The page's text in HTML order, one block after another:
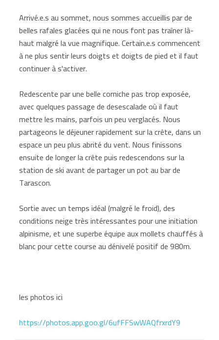
Arrivé.e.s au sommet, nous sommes accueillis par de
belles rafales glacées qui ne nous font pas traîner là-
haut malgré la vue magnifique. Certain.e.s commencent
à ne plus sentir leurs doigts et doigts de pied et il faut
continuer à s'activer.
Redescente par une belle corniche pas trop exposée,
avec quelques passage de desescalade où il faut
mettre les mains, parfois un peu verglacés. Nous
partageons le déjeuner rapidement sur la crête, dans un
espace un peu plus abrité du vent. Nous finissons
ensuite de longer la crête puis redescendons sur la
station de ski avant de partager un pot au bar de
Tarascon.
Sortie avec un temps idéal (malgré le froid), des
conditions neige très intéressantes pour une initiation
alpinisme, et une superbe équipe aux mollets chauffés à
blanc pour cette course au dénivelé positif de 980m.
les photos ici
https://photos.app.goo.gl/6ufFFSwWAQfrxrdY9